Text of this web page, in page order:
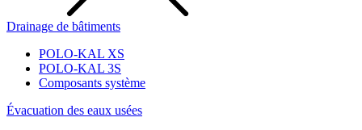
Drainage de bâtiments
POLO-KAL XS
POLO-KAL 3S
Composants système
Évacuation des eaux usées